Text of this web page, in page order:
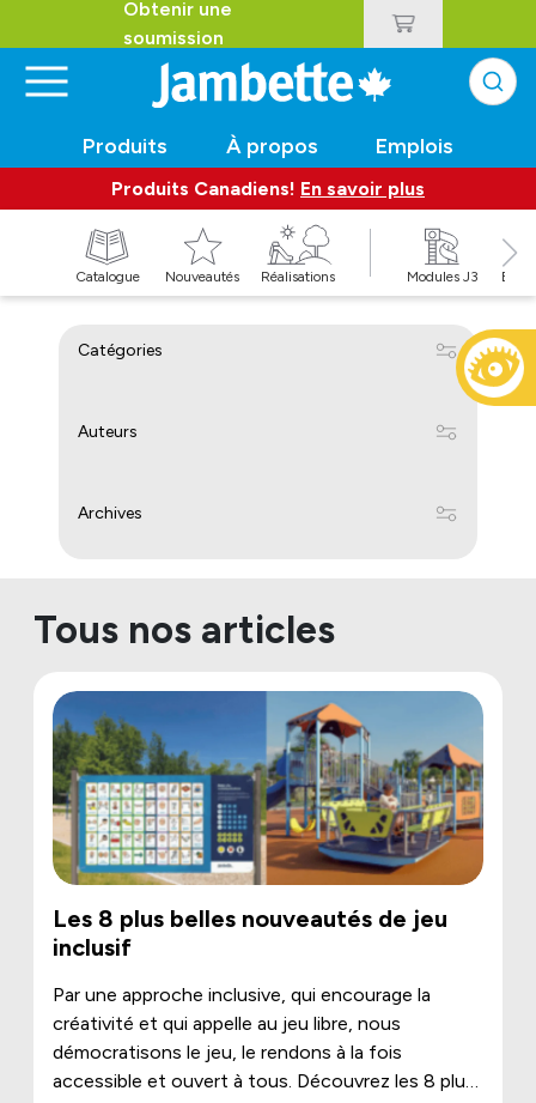
Obtenir une
soumission
Produits À propos Emplois
Produits Canadiens! En savoir plus
Catalogue Nouveautés Réalisations Modules J3
Catégories
Auteurs
Archives
Tous nos articles
Les 8 plus belles nouveautés de jeu
inclusif
Par une approche inclusive, qui encourage la
créativité et qui appelle au jeu libre, nous
démocratisons le jeu, le rendons à la fois
accessible et ouvert à tous. Découvrez les 8 plus